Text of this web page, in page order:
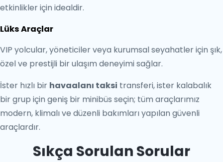
etkinlikler için idealdir.
Lüks Araçlar
VIP yolcular, yöneticiler veya kurumsal seyahatler için şık,
özel ve prestijli bir ulaşım deneyimi sağlar.
İster hızlı bir havaalanı taksi transferi, ister kalabalık
bir grup için geniş bir minibüs seçin; tüm araçlarımız
modern, klimalı ve düzenli bakımları yapılan güvenli
araçlardır.
Sıkça Sorulan Sorular